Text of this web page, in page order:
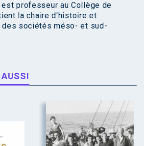
est professeur au Collège de
la chaire d'histoire et
des sociétés méso- et sud-